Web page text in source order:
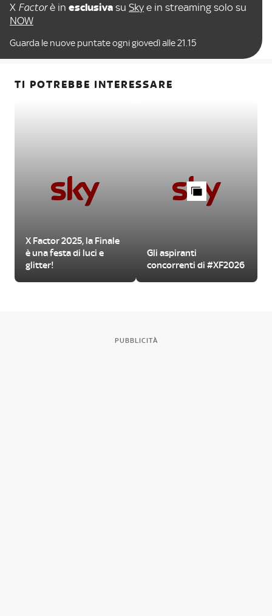
X Factorè in esclusiva su Sky e in streaming solo su
NOW
Guarda le nuove puntate ogni giovedì alle 21.15
TI POTREBBE INTERESSARE
X Factor 2025, la Finale
è una festa di luci e
glitter!
Gli aspiranti
concorrenti di #XF2026
PUBBLICITÀ